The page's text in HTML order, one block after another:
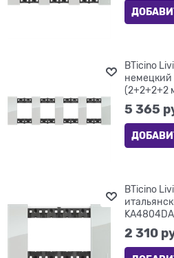
BTicino
немецкий
(2+2+2+2
5 365
BTicino
KA4804DA
2 310